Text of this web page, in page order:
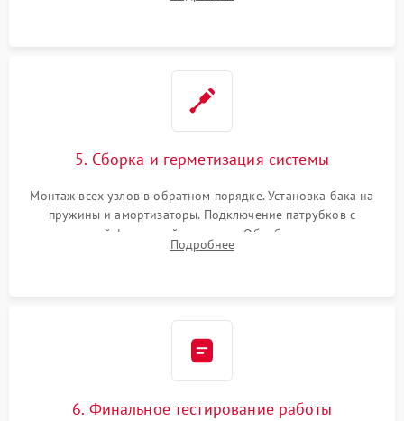
5. Сборка и герметизация системы
Монтаж всех узлов в обратном порядке. Установка бака на
пружины и амортизаторы. Подключение патрубков с
надежной фиксацией хомутами. Обработка стыков
герметиком для предотвращения возможных протечек воды.
Подробнее
6. Финальное тестирование работы